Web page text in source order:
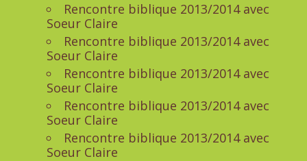
Rencontre biblique 2013/2014 avec
Soeur Claire
Rencontre biblique 2013/2014 avec
Soeur Claire
Rencontre biblique 2013/2014 avec
Soeur Claire
Rencontre biblique 2013/2014 avec
Soeur Claire
Rencontre biblique 2013/2014 avec
Soeur Claire